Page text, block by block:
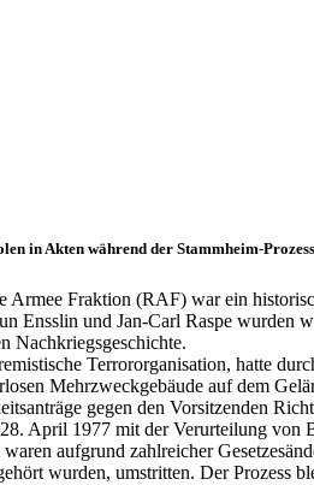
in Akten während der Stammheim-
Armee Fraktion (RAF) war ein
Ensslin und Jan-Carl Raspe wurden
Nachkriegsgeschichte.
Terrororganisation, hatte
Mehrzweckgebäude auf dem
gegen den Vorsitzenden
April 1977 mit der Verurteilung
aufgrund zahlreicher
wurden, umstritten. Der Prozess